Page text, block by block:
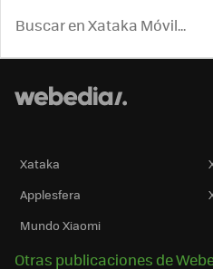
Xataka
Applesfera
Mundo Xiaomi
Otras publicaciones de